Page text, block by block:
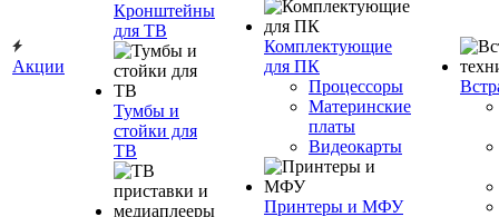
Акции
Кронштейны
для ТВ
Тумбы и
стойки для
ТВ
Комплектующие
для ПК
Процессоры
Материнские
платы
Видеокарты
Принтеры и МФУ